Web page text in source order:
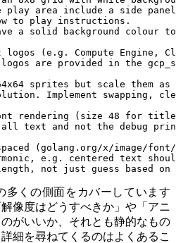
not just guess based on
多くの側面をカバーしています
像度はどうすべきか」や「アニ
がいいか、それとも静的なもの
細を尋ねてくるのはよくあるこ